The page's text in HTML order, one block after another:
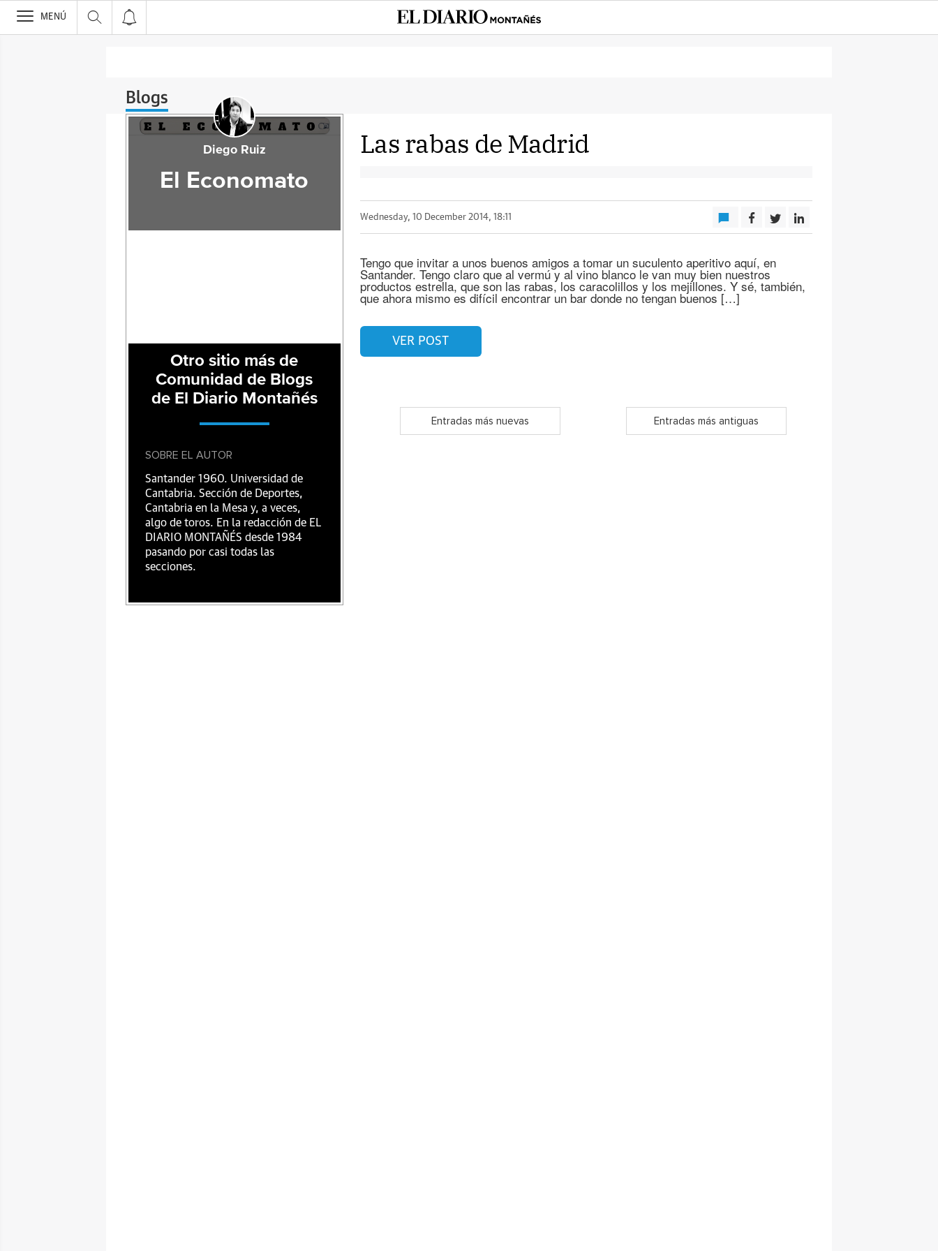
>
MENÚ
Blogs
Las rabas de Madrid
Wednesday, 10 December 2014, 18:11
Tengo que invitar a unos buenos amigos a tomar un suculento aperitivo aquí, en
Santander. Tengo claro que al vermú y al vino blanco le van muy bien nuestros
productos estrella, que son las rabas, los caracolillos y los mejillones. Y sé, también,
que ahora mismo es difícil encontrar un bar donde no tengan buenos […]
VER POST
Entradas más nuevas Entradas más antiguas
Diego Ruiz
El Economato
Otro sitio más de
Comunidad de Blogs
de El Diario Montañés
SOBRE EL AUTOR
Santander 1960. Universidad de
Cantabria. Sección de Deportes,
Cantabria en la Mesa y, a veces,
algo de toros. En la redacción de EL
DIARIO MONTAÑÉS desde 1984
pasando por casi todas las
secciones.